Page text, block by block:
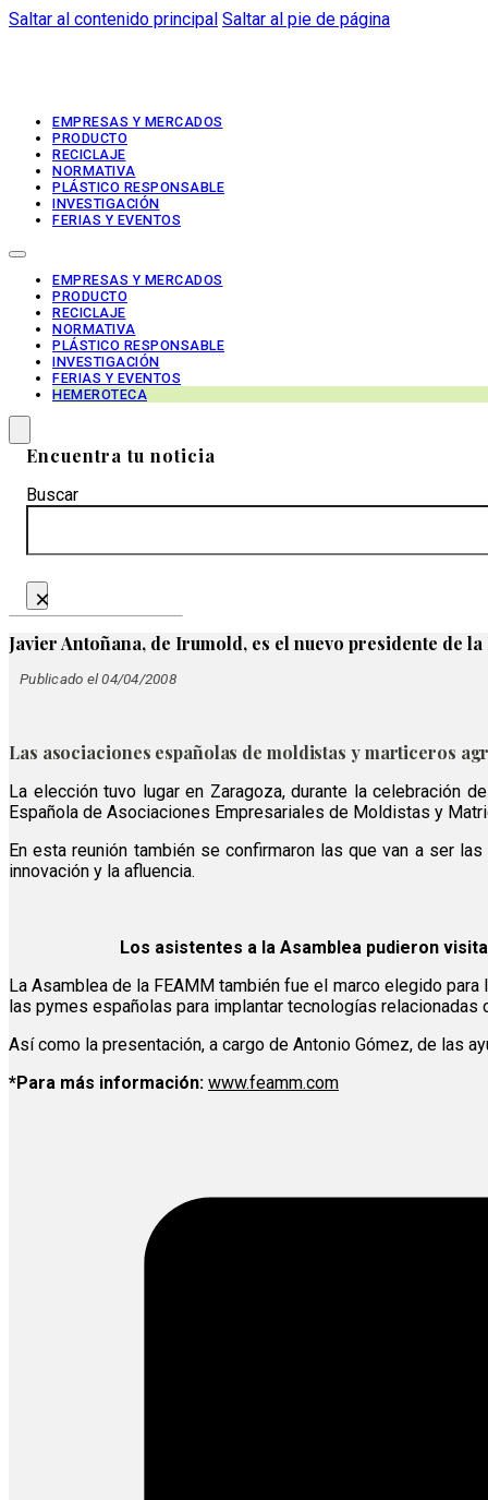
Saltar al contenido principal Saltar al pie de página
EMPRESAS Y MERCADOS
PRODUCTO
RECICLAJE
NORMATIVA
PLÁSTICO RESPONSABLE
INVESTIGACIÓN
FERIAS Y EVENTOS
EMPRESAS Y MERCADOS
PRODUCTO
RECICLAJE
NORMATIVA
PLÁSTICO RESPONSABLE
INVESTIGACIÓN
FERIAS Y EVENTOS
HEMEROTECA
Encuentra tu noticia
Buscar
×
Javier Antoñana, de Irumold, es el nuevo presidente de la
Publicado el 04/04/2008
Las asociaciones españolas de moldistas y marticeros
La elección tuvo lugar en Zaragoza, durante la celebración
Española de Asociaciones Empresariales de Moldistas y
En esta reunión también se confirmaron las que van a ser
innovación y la afluencia.
Los asistentes a la Asamblea pudieron
La Asamblea de la FEAMM también fue el marco elegido
las pymes españolas para implantar tecnologías
Así como la presentación, a cargo de Antonio Gómez, de las
*Para más información: www.feamm.com